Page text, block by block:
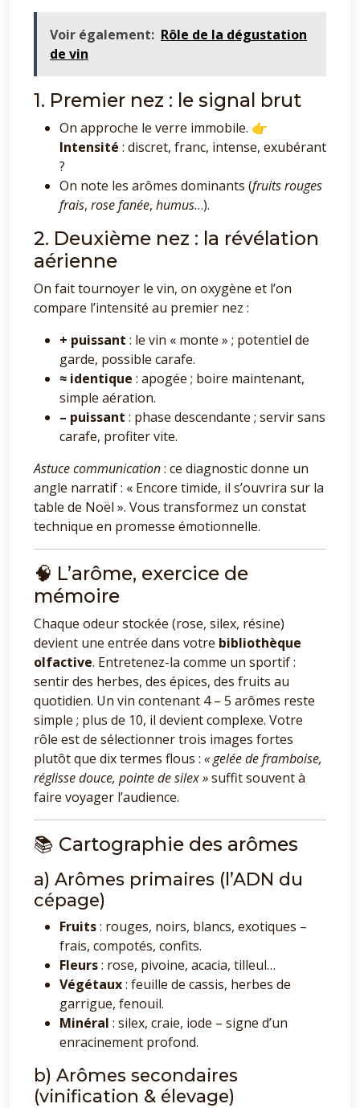
Voir également: Rôle de la dégustation
de vin
1. Premier nez : le signal brut
On approche le verre immobile. 👉
Intensité : discret, franc, intense, exubérant
?
On note les arômes dominants (fruits rouges
frais, rose fanée, humus…).
2. Deuxième nez : la révélation
aérienne
On fait tournoyer le vin, on oxygène et l’on
compare l’intensité au premier nez :
+ puissant : le vin « monte » ; potentiel de
garde, possible carafe.
≈ identique : apogée ; boire maintenant,
simple aération.
– puissant : phase descendante ; servir sans
carafe, profiter vite.
Astuce communication: ce diagnostic donne un
angle narratif : « Encore timide, il s’ouvrira sur la
table de Noël ». Vous transformez un constat
technique en promesse émotionnelle.
🧠 L’arôme, exercice de
mémoire
Chaque odeur stockée (rose, silex, résine)
devient une entrée dans votre bibliothèque
olfactive. Entretenez-la comme un sportif :
sentir des herbes, des épices, des fruits au
quotidien. Un vin contenant 4 – 5 arômes reste
simple ; plus de 10, il devient complexe. Votre
rôle est de sélectionner trois images fortes
plutôt que dix termes flous : « gelée de framboise,
réglisse douce, pointe de silex »suffit souvent à
faire voyager l’audience.
📚 Cartographie des arômes
a) Arômes primaires (l’ADN du
cépage)
Fruits: rouges, noirs, blancs, exotiques –
frais, compotés, confits.
Fleurs: rose, pivoine, acacia, tilleul…
Végétaux: feuille de cassis, herbes de
garrigue, fenouil.
Minéral : silex, craie, iode – signe d’un
enracinement profond.
b) Arômes secondaires
(vinification & élevage)